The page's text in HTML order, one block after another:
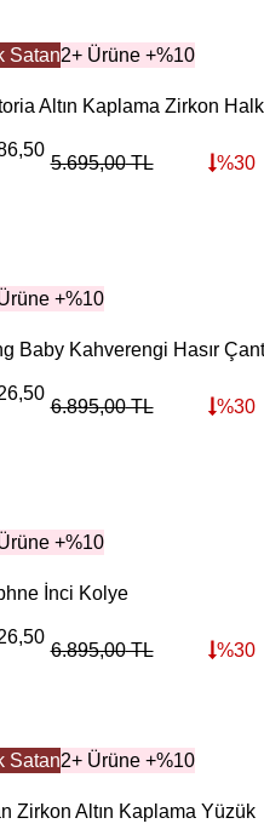
Satan2+ Ürüne +%10
Altın Kaplama Zirkon
5.695,00TL %30
+%10
Baby Kahverengi Hasır
6.895,00TL %30
+%10
İnci Kolye
6.895,00TL %30
Satan2+ Ürüne +%10
Zirkon Altın Kaplama Yüzük